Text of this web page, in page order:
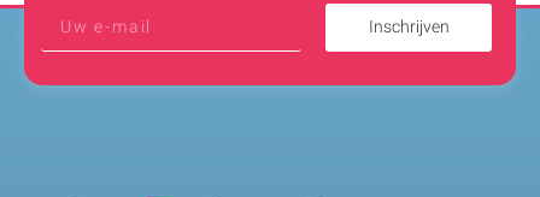
Inschrijven